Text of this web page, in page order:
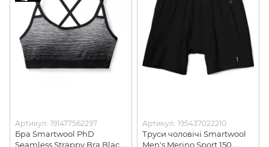
Артикул: 191477562297
Бра Smartwool PhD
Seamless Strappy Bra Black,
Артикул: 195437022210
Труси чоловічі Smartwool
Men's Merino Sport 150